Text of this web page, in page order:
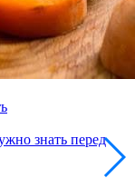
знать перед